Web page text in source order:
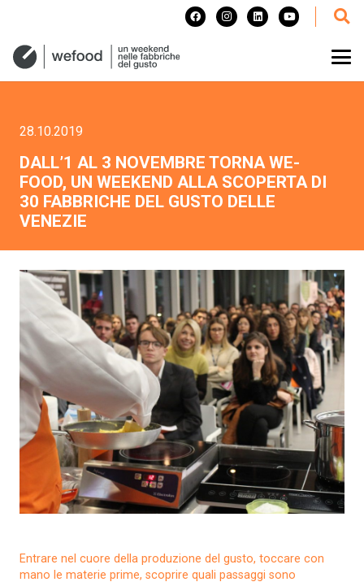
28.10.2019
DALL’1 AL 3 NOVEMBRE TORNA WE-
FOOD, UN WEEKEND ALLA SCOPERTA DI
30 FABBRICHE DEL GUSTO DELLE
VENEZIE
Entrare nel cuore della produzione del gusto, toccare con
mano le materie prime, scoprire quali passaggi sono